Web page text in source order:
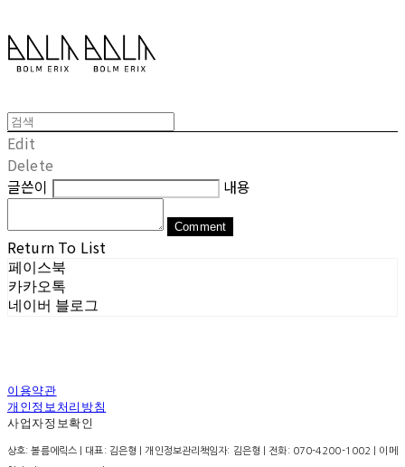
Edit
Delete
글쓴이
내용
Comment
Return To List
페이스북
카카오톡
네이버 블로그
이용약관
개인정보처리방침
사업자정보확인
상호: 볼름에릭스 | 대표: 김은형 | 개인정보관리책임자: 김은형 | 전화: 070-4200-1002 | 이메